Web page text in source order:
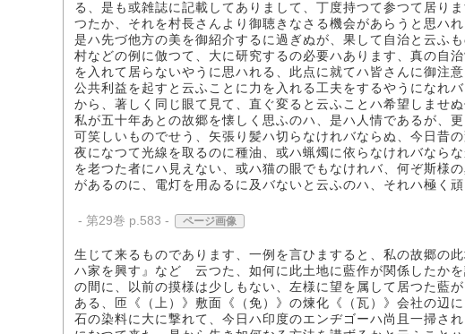
る、是も或雑誌に記載してありまして、丁度持つて参つて居り
つたか、それを村長さんより御聴きなさる機会があらうと思ハれ
是ハ先づ他方の美を御紹介するに過ぎぬが、果して自治と云ふ
村などの例に倣つて、大に研究するの必要ハあります、真の自
を入れて居らないやうに思ハれる、此点に就てハ皆さんに御注
公共利益を起すと云ふことに力を入れる工夫をするやうになれ
から、著しく同じ眼て見て、直ぐ変ると云ふことハ希望しませ
私が五十年あとの故郷を懐しく思ふのハ、是ハ人情であるが、
可笑しいものでせう、矢張り髪ハ切らなけれバならぬ、今日昔
夜になつて光線を取るのに種油、或ハ蝋燭に依らなけれバなら
を老つた者にハ見えない、或ハ猫の眼でもなけれバ、何ぞ斯様
があるのに、電灯を用ゐるに及バないと云ふのハ、それハ極く
- 第29巻 p.583 - ページ画像
生じて来るものであります、一例を言ひますると、私の故郷の
ハ家を興す』などゝ云つた、如何に此土地に藍作が関係したか
の間に、以前の摸様は少しもない、左様に望を属して居つた藍
ある、匝《（上）》敷面《（免）》の煉化《（瓦）》会社の辺
石の染料に大に撃れて、今日ハ印度のエンヂゴーハ尚且一掃さ